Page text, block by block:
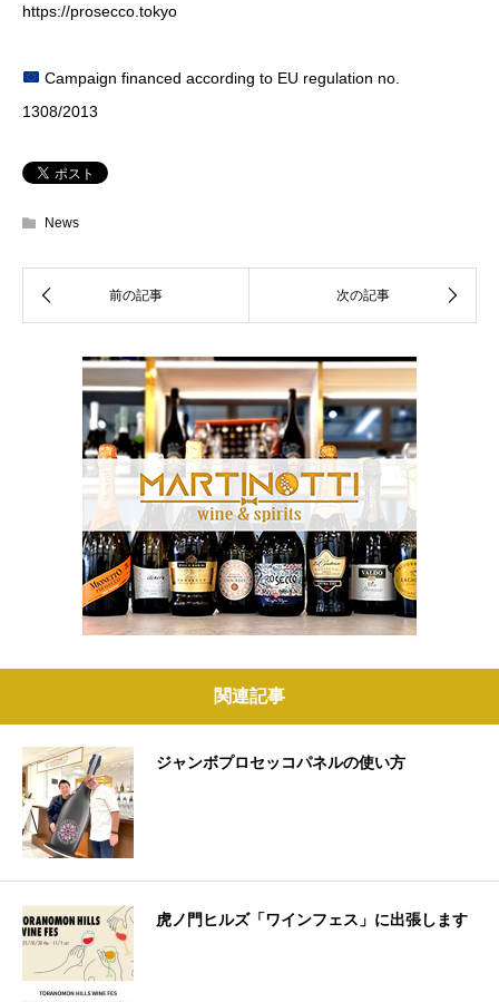
https://prosecco.tokyo
Campaign financed according to EU regulation no.
1308/2013
News
関連記事
ジャンボプロセッコパネルの使い方
虎ノ門ヒルズ「ワインフェス」に出張します